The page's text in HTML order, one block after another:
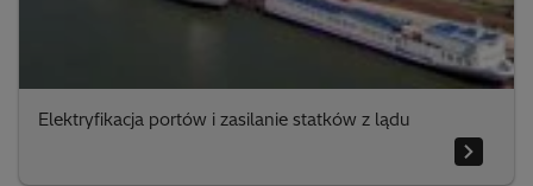
Elektryfikacja portów i zasilanie statków z lądu